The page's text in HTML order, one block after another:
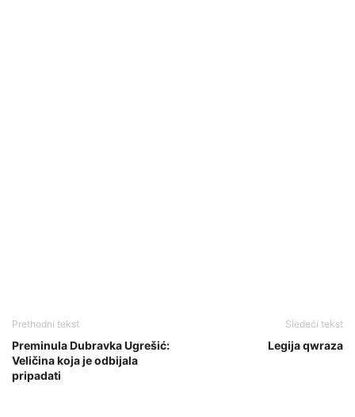
Prethodni tekst
Preminula Dubravka Ugrešić:
Veličina koja je odbijala
pripadati
Sledeći tekst
Legija qwraza